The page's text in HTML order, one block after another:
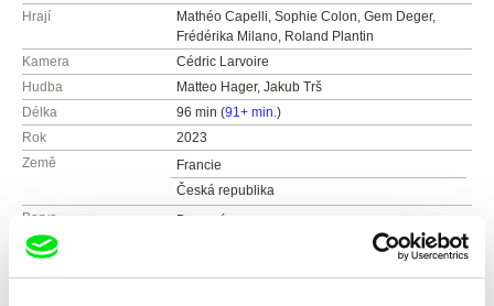
Hrají
Mathéo Capelli, Sophie Colon, Gem Deger,
Frédérika Milano, Roland Plantin
Kamera
Cédric Larvoire
Hudba
Matteo Hager, Jakub Trš
Délka
96 min (91+ min.)
Rok
2023
Země
Francie
Česká republika
Barva
Barevný
Distribuce
Národní třída 28